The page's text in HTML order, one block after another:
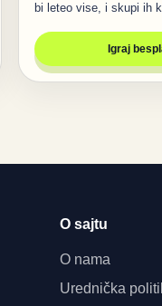
bi leteo vise, i skupi ih
Igraj
O sajtu
O nama
Urednička